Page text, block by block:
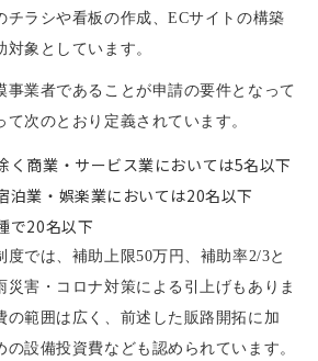
チラシや看板の作成、ECサイトの構築
象としています。
事業者であることが申請の要件となって
次のとおり定義されています。
く商業・サービス業においては5名以下
泊業・娯楽業においては20名以下
で20名以下
度では、補助上限50万円、補助率2/3と
災害・コロナ対策による引上げもありま
の範囲は広く、前述した販路開拓に加
の設備投資費なども認められています。